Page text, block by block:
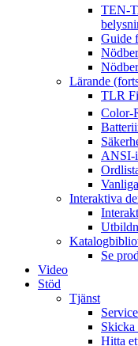
TEN-
Guide
Lärande
TLR
Color-
ANSI-
Interaktiva
Se
Video
Stöd
Tjänst
Skicka
Hitta